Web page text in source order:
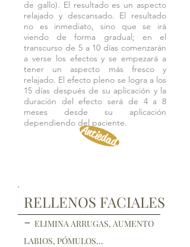
de gallo). El resultado es un aspecto
relajado y descansado. El resultado
no es inmediato, sino que se irá
viendo de forma gradual; en el
transcurso de 5 a 10 días comenzarán
a verse los efectos y se empezará a
tener un aspecto más fresco y
relajado. El efecto pleno se logra a los
15 días después de su aplicación y la
duración del efecto será de 4 a 8
meses desde su aplicación
dependiendo del paciente.
Antiedad
RELLENOS FACIALES
-ELIMINA ARRUGAS, AUMENTO
LABIOS, PÓMULOS...